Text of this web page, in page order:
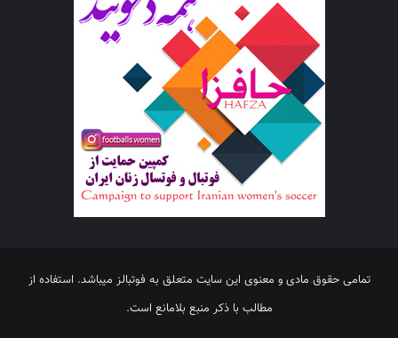
تمامی حقوق مادی و معنوی این سایت متعلق به فوتبالز میباشد. استفاده از
مطالب با ذکر منبع بلامانع است.